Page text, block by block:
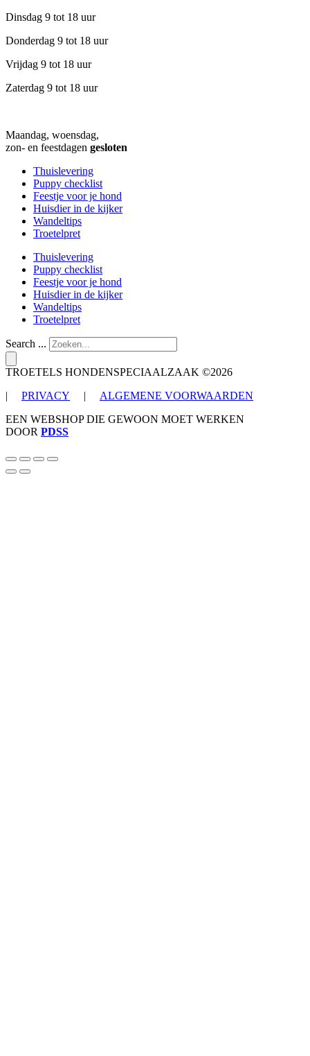
Dinsdag 9 tot 18 uur
Donderdag 9 tot 18 uur
Vrijdag 9 tot 18 uur
Zaterdag 9 tot 18 uur
Maandag, woensdag,
zon- en feestdagen gesloten
Thuislevering
Puppy checklist
Feestje voor je hond
Huisdier in de kijker
Wandeltips
Troetelpret
Thuislevering
Puppy checklist
Feestje voor je hond
Huisdier in de kijker
Wandeltips
Troetelpret
Search ...
TROETELS HONDENSPECIAALZAAK ©2026
PRIVACY
ALGEMENE VOORWAARDEN
EEN WEBSHOP DIE GEWOON MOET WERKEN
DOOR PDSS